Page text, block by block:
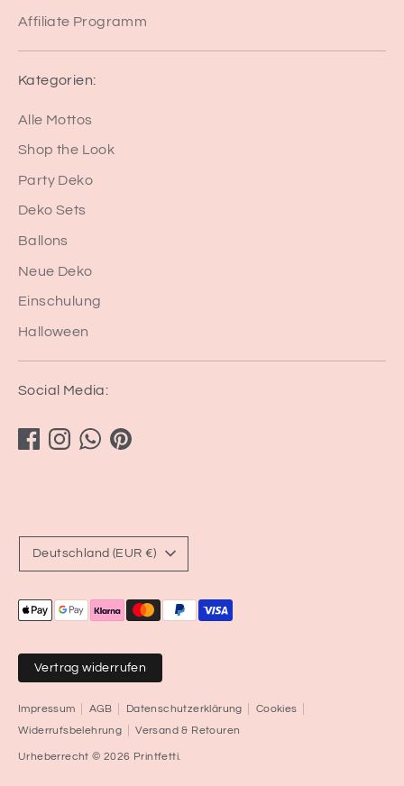
Affiliate Programm
Kategorien:
Alle Mottos
Shop the Look
Party Deko
Deko Sets
Ballons
Neue Deko
Einschulung
Halloween
Social Media:
Vertrag widerrufen
Impressum AGB Datenschutzerklärung
Cookies
Widerrufsbelehrung
Versand & Retouren
Urheberrecht © 2026 Printfetti
Währung
Deutschland (EUR €)
Akzeptierte